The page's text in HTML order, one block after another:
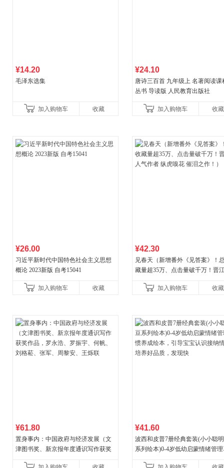
¥14.20
毛泽东选集
加入购物车 收藏
¥24.10
唐诗三百首 九年级上 名著阅读课
丛书 导读版 人民教育出版社
加入购物车 收藏
¥26.00
习近平新时代中国特色社会主义思想
概论 2023新版 自考15041
加入购物车 收藏
¥42.30
见春天（新增番外《见答案》！
藏量超35万、点击量破千万！晋
加入购物车
收藏
¥61.80
置身事内：中国政府与经济发展（文
津图书奖、新京报年度通识写作获奖
¥41.60
波西和皮普7册经典套装(小小聪
系列绘本)0-4岁低幼启蒙情绪管